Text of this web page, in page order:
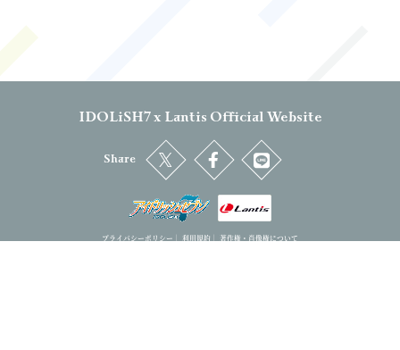
IDOLiSH7 x Lantis Official Website
Share
プライバシーポリシー 利用規約 著作権・肖像権について